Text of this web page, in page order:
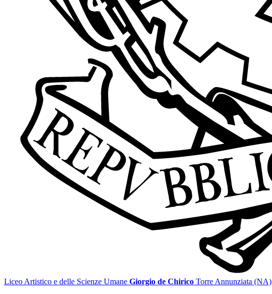
Liceo Artistico e delle Scienze Umane Giorgio de Chirico Torre Annunziata (NA)